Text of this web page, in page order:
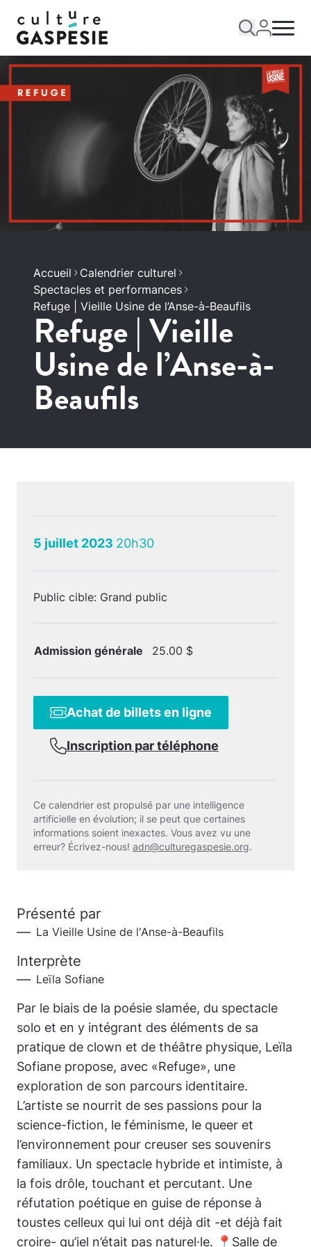
Accueil
Calendrier culturel
Spectacles et performances
Refuge | Vieille Usine de l’Anse-à-Beaufils
Refuge | Vieille
Usine de l’Anse-à-
Beaufils
5 juillet 2023 20h30
Public cible: Grand public
Admission générale 25.00 $
Achat de billets en ligne
Inscription par téléphone
Ce calendrier est propulsé par une intelligence
artificielle en évolution; il se peut que certaines
informations soient inexactes. Vous avez vu une
erreur? Écrivez-nous! adn@culturegaspesie.org.
Présenté par
La Vieille Usine de l'Anse-à-Beaufils
Interprète
Leïla Sofiane
Par le biais de la poésie slamée, du spectacle
solo et en y intégrant des éléments de sa
pratique de clown et de théâtre physique, Leïla
Sofiane propose, avec «Refuge», une
exploration de son parcours identitaire.
L’artiste se nourrit de ses passions pour la
science-fiction, le féminisme, le queer et
l’environnement pour creuser ses souvenirs
familiaux. Un spectacle hybride et intimiste, à
la fois drôle, touchant et percutant. Une
réfutation poétique en guise de réponse à
toustes celleux qui lui ont déjà dit -et déjà fait
croire- qu’iel n’était pas naturel·le. 📍Salle de